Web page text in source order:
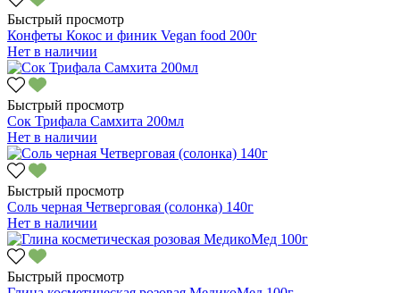
Быстрый просмотр
Конфеты Кокос и финик Vegan food 200г
Нет в наличии
Быстрый просмотр
Сок Трифала Самхита 200мл
Нет в наличии
Быстрый просмотр
Соль черная Четверговая (солонка) 140г
Нет в наличии
Быстрый просмотр